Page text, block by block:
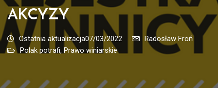
AKCYZY
Ostatnia aktualizacja07/03/2022
Radosław Froń
Polak potrafi, Prawo winiarskie